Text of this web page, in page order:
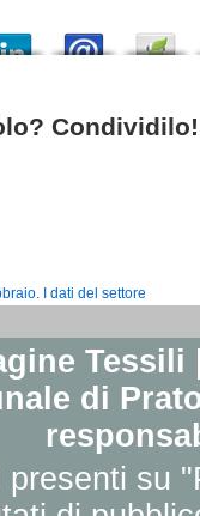
Condividilo!
I dati del settore
di
su